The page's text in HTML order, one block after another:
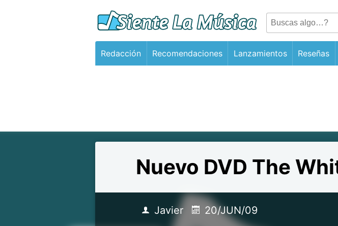
Redacción Recomendaciones Lanzamientos Reseñas
Nuevo DVD The
Javier 20/JUN/09